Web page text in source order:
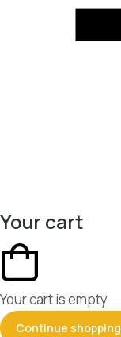
Your cart
Your cart is empty
Continue shopping